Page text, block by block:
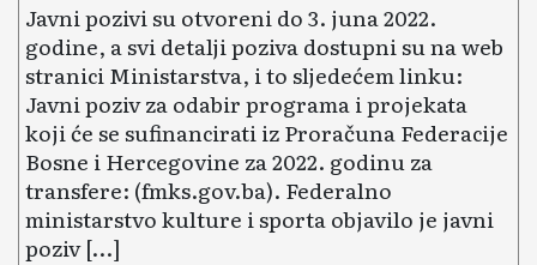
Javni pozivi su otvoreni do 3. juna 2022.
godine, a svi detalji poziva dostupni su na web
stranici Ministarstva, i to sljedećem linku:
Javni poziv za odabir programa i projekata
koji će se sufinancirati iz Proračuna Federacije
Bosne i Hercegovine za 2022. godinu za
transfere: (fmks.gov.ba). Federalno
ministarstvo kulture i sporta objavilo je javni
poziv […]